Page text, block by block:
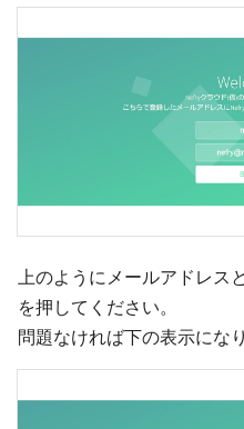
上のようにメールアドレス
を押してください。
問題なければ下の表示にな